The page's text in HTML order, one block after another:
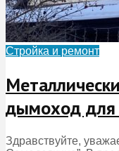
Стройка и ремонт
дымоход для
Здравствуйте,